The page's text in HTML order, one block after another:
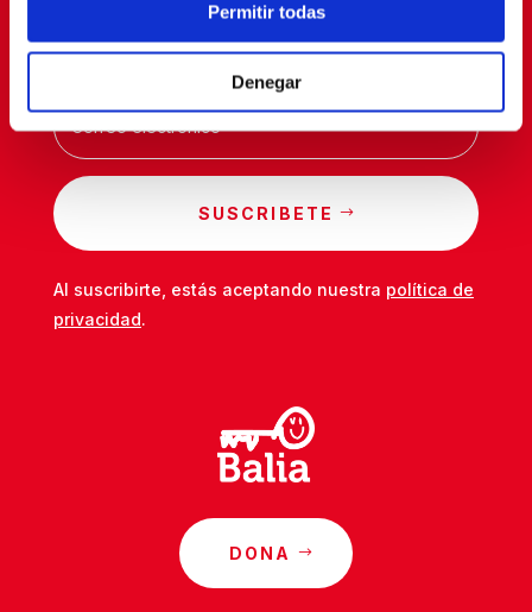
Permitir todas
Denegar
SUSCRIBETE
Al suscribirte, estás aceptando nuestra política de
privacidad.
DONA